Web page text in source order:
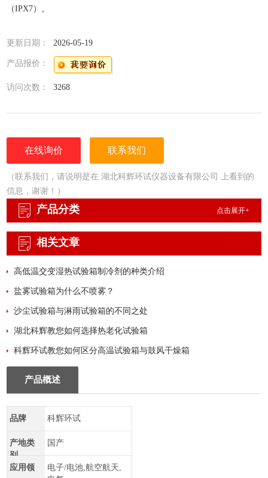
（IPX7）。
更新日期：2026-05-19
产品报价：
访问次数：3268
在线询价 联系我们
（联系我们，请说明是在 湖北科辉环试仪器设备有限公司 上看到的
信息，谢谢！）
产品分类 点击展开+
相关文章
高低温交变湿热试验箱制冷剂的种类介绍
盐雾试验箱为什么不喷雾？
沙尘试验箱与淋雨试验箱的不同之处
湖北科辉教您如何选择热老化试验箱
科辉环试教您如何区分高温试验箱与鼓风干燥箱
产品概述
品牌 科辉环试
产地类
别
国产
应用领
电子/电池,航空航天,